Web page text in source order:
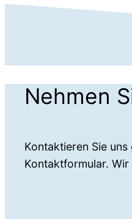
Nehmen
Kontaktieren Sie
Kontaktformular.